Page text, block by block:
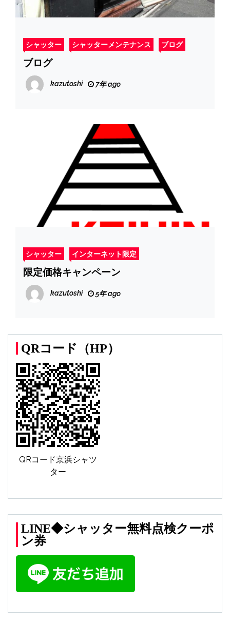
シャッター シャッターメンテナンス ブログ
ブログ
kazutoshi 7年 ago
シャッター インターネット限定
限定価格キャンペーン
kazutoshi 5年 ago
QRコード（HP）
QRコード京浜シャツ
ター
LINE◆シャッター無料点検クーポ
ン券